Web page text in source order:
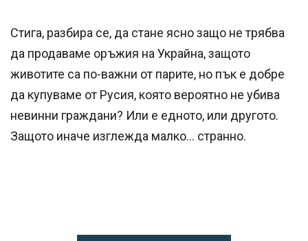
Стига, разбира се, да стане ясно защо не трябва
да продаваме оръжия на Украйна, защото
животите са по-важни от парите, но пък е добре
да купуваме от Русия, която вероятно не убива
невинни граждани? Или е едното, или другото.
Защото иначе изглежда малко... странно.